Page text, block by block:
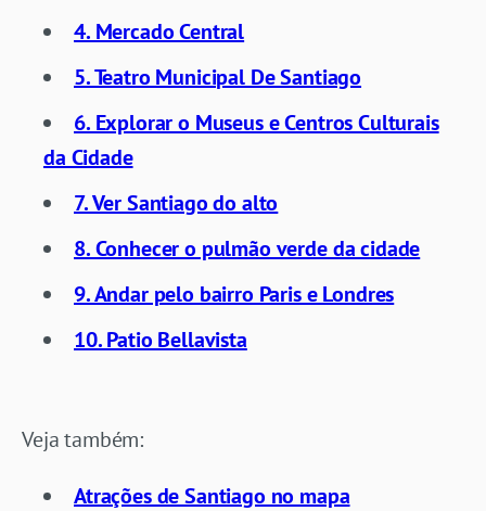
4. Mercado Central
5. Teatro Municipal De Santiago
6. Explorar o Museus e Centros Culturais
da Cidade
7. Ver Santiago do alto
8. Conhecer o pulmão verde da cidade
9. Andar pelo bairro Paris e Londres
10. Patio Bellavista
Veja também:
Atrações de Santiago no mapa